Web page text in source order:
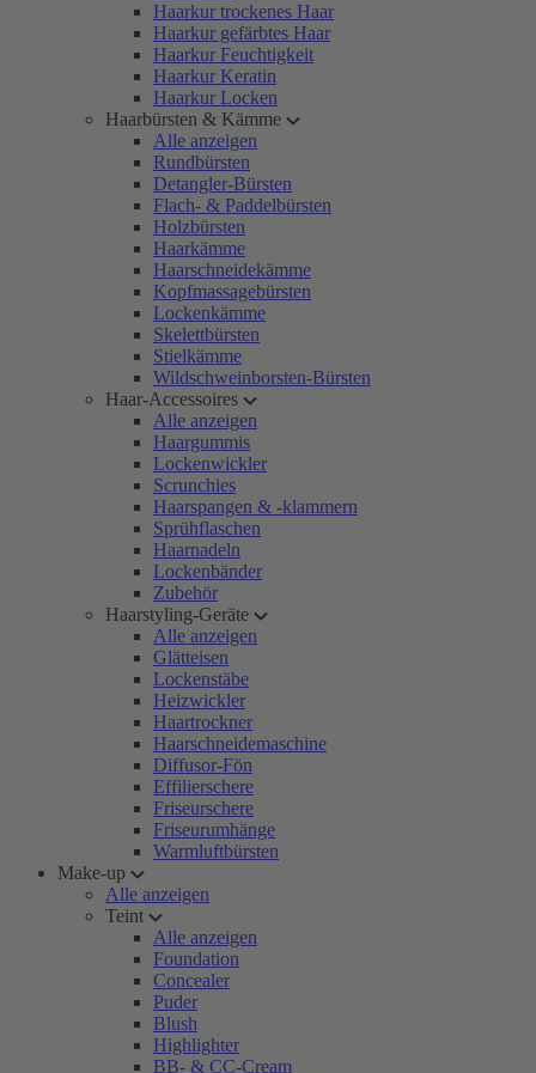
Haarkur trockenes Haar
Haarkur gefärbtes Haar
Haarkur Feuchtigkeit
Haarkur Keratin
Haarkur Locken
Haarbürsten & Kämme
Alle anzeigen
Rundbürsten
Detangler-Bürsten
Flach- & Paddelbürsten
Holzbürsten
Haarkämme
Haarschneidekämme
Kopfmassagebürsten
Lockenkämme
Skelettbürsten
Stielkämme
Wildschweinborsten-Bürsten
Haar-Accessoires
Alle anzeigen
Haargummis
Lockenwickler
Scrunchies
Haarspangen & -klammern
Sprühflaschen
Haarnadeln
Lockenbänder
Zubehör
Haarstyling-Geräte
Alle anzeigen
Glätteisen
Lockenstäbe
Heizwickler
Haartrockner
Haarschneidemaschine
Diffusor-Fön
Effilierschere
Friseurschere
Friseurumhänge
Warmluftbürsten
Make-up
Alle anzeigen
Teint
Alle anzeigen
Foundation
Concealer
Puder
Blush
Highlighter
BB- & CC-Cream